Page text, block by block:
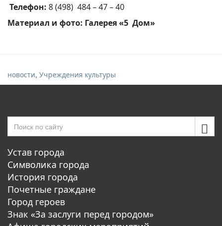
Телефон: 8 (498) 484 – 47 – 40
Материал и фото: Галерея «5 Дом»
новости, Учреждения культуры
Устав города
Символика города
История города
Почетные граждане
Город героев
Знак «За заслуги перед городом»